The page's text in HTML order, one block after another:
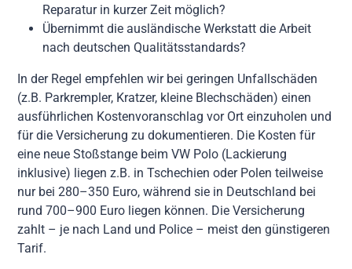
Reparatur in kurzer Zeit möglich?
Übernimmt die ausländische Werkstatt die Arbeit
nach deutschen Qualitätsstandards?
In der Regel empfehlen wir bei geringen Unfallschäden
(z.B. Parkrempler, Kratzer, kleine Blechschäden) einen
ausführlichen Kostenvoranschlag vor Ort einzuholen und
für die Versicherung zu dokumentieren. Die Kosten für
eine neue Stoßstange beim VW Polo (Lackierung
inklusive) liegen z.B. in Tschechien oder Polen teilweise
nur bei 280–350 Euro, während sie in Deutschland bei
rund 700–900 Euro liegen können. Die Versicherung
zahlt – je nach Land und Police – meist den günstigeren
Tarif.